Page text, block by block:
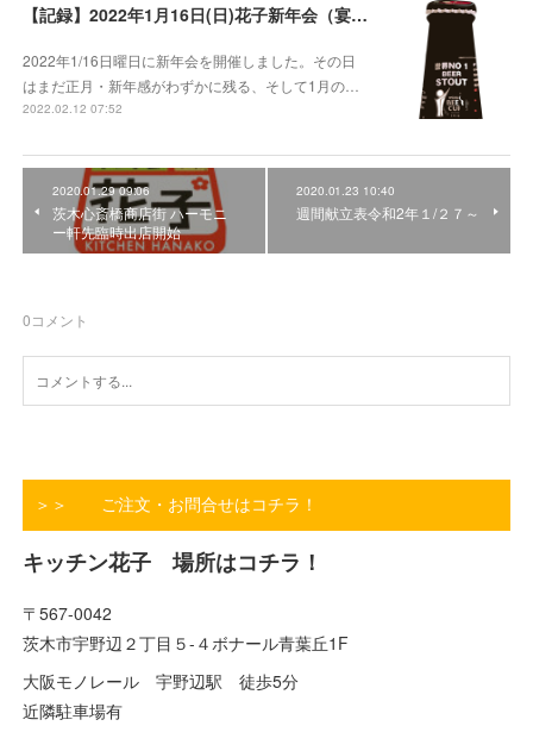
【記録】2022年1月16日(日)花子新年会（宴）其１ 開催までの葛藤
2022年1/16日曜日に新年会を開催しました。その日
はまだ正月・新年感がわずかに残る、そして1月の…
2022.02.12 07:52
2020.01.29 09:06
茨木心斎橋商店街 ハーモニ
ー軒先臨時出店開始
2020.01.23 10:40
週間献立表令和2年１/２７～
0コメント
＞＞ ご注文・お問合せはコチラ！
キッチン花子 場所はコチラ！
〒567-0042
茨木市宇野辺２丁目５-４ボナール青葉丘1F
大阪モノレール 宇野辺駅 徒歩5分
近隣駐車場有